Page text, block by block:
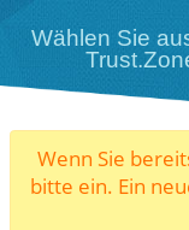
Wählen Sie
Wenn Sie
bitte ein. Ein